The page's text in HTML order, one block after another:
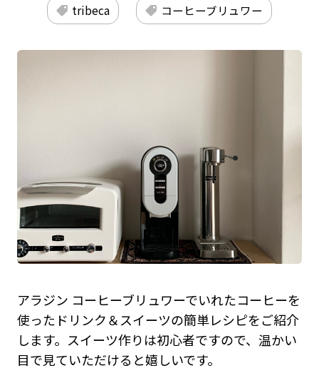
tribeca コーヒーブリュワー
アラジン コーヒーブリュワーでいれたコーヒーを
使ったドリンク＆スイーツの簡単レシピをご紹介
します。スイーツ作りは初心者ですので、温かい
目で見ていただけると嬉しいです。